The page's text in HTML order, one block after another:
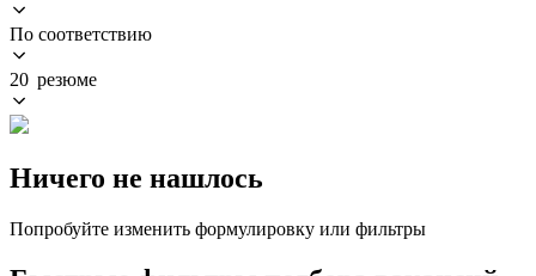
По соответствию
20 резюме
Ничего не нашлось
Попробуйте изменить формулировку или фильтры